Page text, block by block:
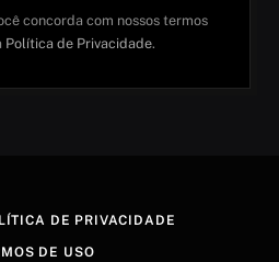
concorda com nossos termos
Política de Privacidade.
DE PRIVACIDADE
DE USO